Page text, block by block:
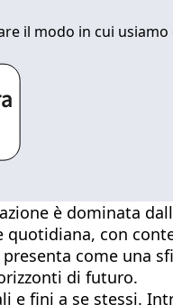
il modo in cui
è dominata
quotidiana, con
come una
di futuro.
e fini a se stessi.